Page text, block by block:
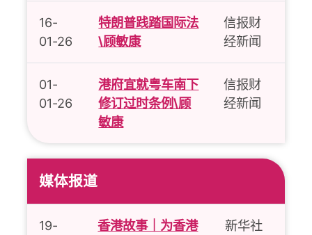
16-
01-26
特朗普践踏国际法
\顾敏康
信报财
经新闻
01-
01-26
港府宜就粤车南下
修订过时条例\顾
敏康
信报财
经新闻
媒体报道
19-
香港故事｜为香港
新华社